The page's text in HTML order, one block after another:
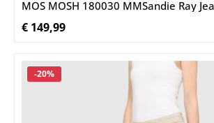
MOS MOSH 180030 MMSandie Ray
Normale prijs:
€ 149,99
Korting
-20%